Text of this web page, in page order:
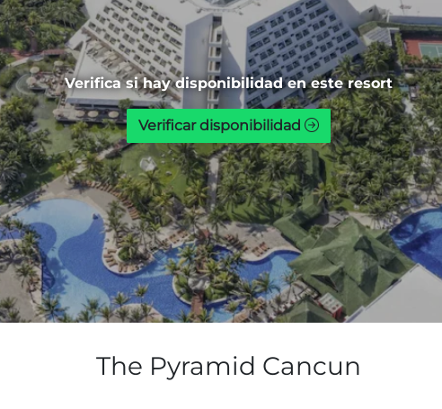
Verifica si hay disponibilidad en este resort
Verificar disponibilidad
The Pyramid Cancun